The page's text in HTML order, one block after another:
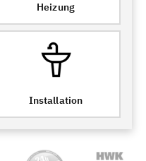
Heizung
Installation